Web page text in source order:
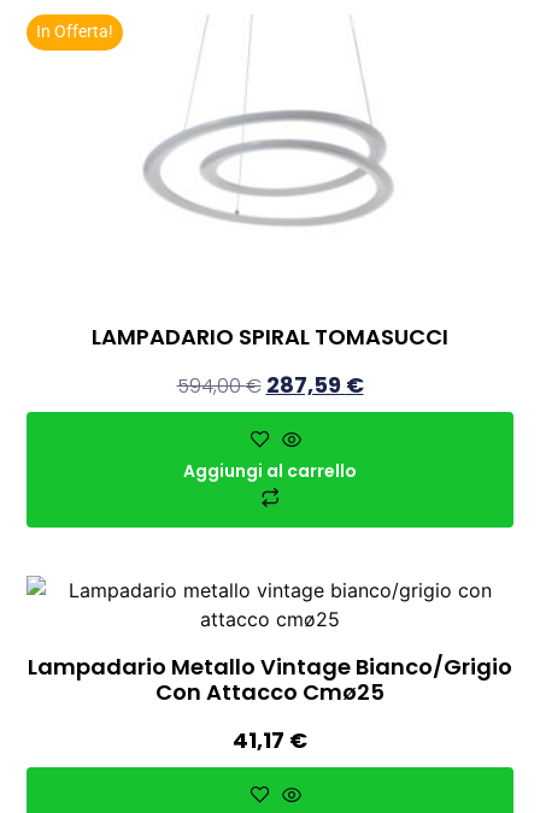
In Offerta!
LAMPADARIO SPIRAL TOMASUCCI
594,00€ 287,59 €
Aggiungi al carrello
Lampadario Metallo Vintage Bianco/grigio
Con Attacco Cmø25
41,17 €